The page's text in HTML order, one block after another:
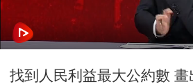
找到人民利益最大公約數 畫